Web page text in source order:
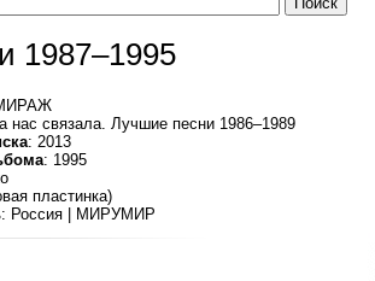
1987–1995
нас связала. Лучшие песни 1986–1989
: 2013
: 1995
пластинка)
: Россия | МИРУМИР